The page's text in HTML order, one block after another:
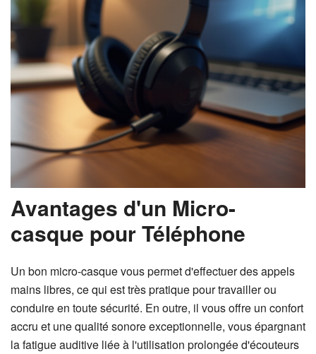
Avantages d'un Micro-
casque pour Téléphone
Un bon micro-casque vous permet d'effectuer des appels
mains libres, ce qui est très pratique pour travailler ou
conduire en toute sécurité. En outre, il vous offre un confort
accru et une qualité sonore exceptionnelle, vous épargnant
la fatigue auditive liée à l'utilisation prolongée d'écouteurs